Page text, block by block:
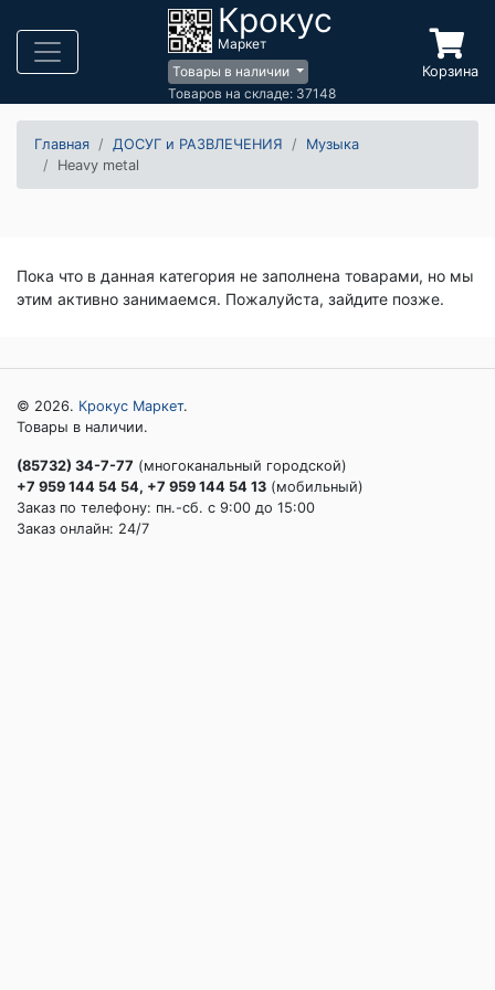
Крокус
Маркет
Товары в наличии
Товаров на складе: 37148
Корзина
Главная ДОСУГ и РАЗВЛЕЧЕНИЯ
Музыка
Heavy metal
Пока что в данная категория не заполнена товарами, но мы
этим активно занимаемся. Пожалуйста, зайдите позже.
© 2026. Крокус Маркет.
Товары в наличии.
(85732) 34-7-77 (многоканальный городской)
+7 959 144 54 54, +7 959 144 54 13 (мобильный)
Заказ по телефону: пн.-сб. c 9:00 до 15:00
Заказ онлайн: 24/7